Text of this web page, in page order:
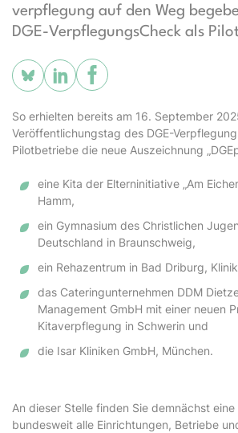
verpflegung auf den Weg
DGE-VerpflegungsCheck als
So erhielten bereits am 16. September
Veröffentlichungstag des DGE-
Pilotbetriebe die neue Auszeichnung
eine Kita der Elterninitiative „Am
Hamm,
ein Gymnasium des Christlichen
Deutschland in Braunschweig,
ein Rehazentrum in Bad Driburg, Klinik
das Cateringunternehmen DDM
Management GmbH mit einer neuen
Kitaverpflegung in Schwerin und
die Isar Kliniken GmbH, München.
An dieser Stelle finden Sie demnächst
bundesweit alle Einrichtungen, Betriebe